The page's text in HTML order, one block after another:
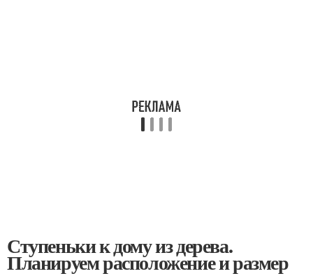
Ступеньки к дому из дерева.
Планируем расположение и размер